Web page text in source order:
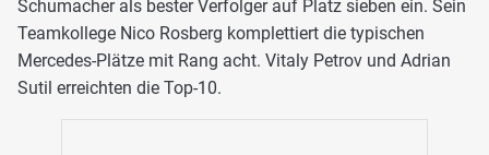
Schumacher als bester Verfolger auf Platz sieben ein. Sein
Teamkollege Nico Rosberg komplettiert die typischen
Mercedes-Plätze mit Rang acht. Vitaly Petrov und Adrian
Sutil erreichten die Top-10.